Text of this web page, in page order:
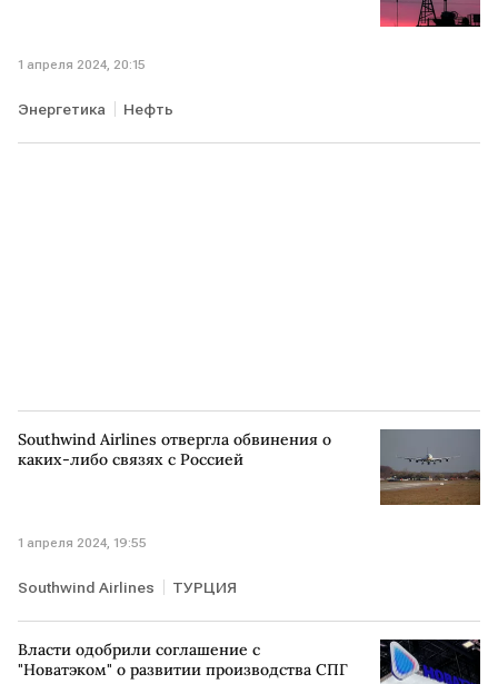
1 апреля 2024, 20:15
Энергетика Нефть
Southwind Airlines отвергла обвинения о
каких-либо связях с Россией
1 апреля 2024, 19:55
Southwind Airlines ТУРЦИЯ
Власти одобрили соглашение с
"Новатэком" о развитии производства СПГ